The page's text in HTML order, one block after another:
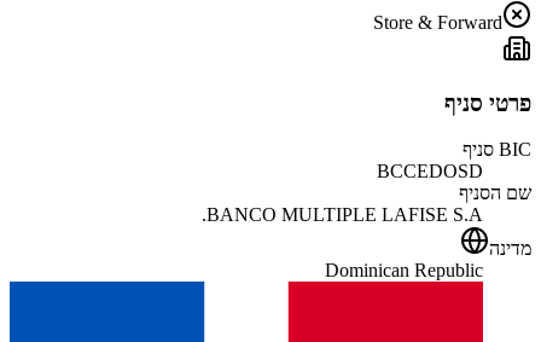
Store & Forward
פרטי סניף
BIC סניף
BCCEDOSD
שם הסניף
BANCO MULTIPLE LAFISE S.A.
מדינה
Dominican Republic